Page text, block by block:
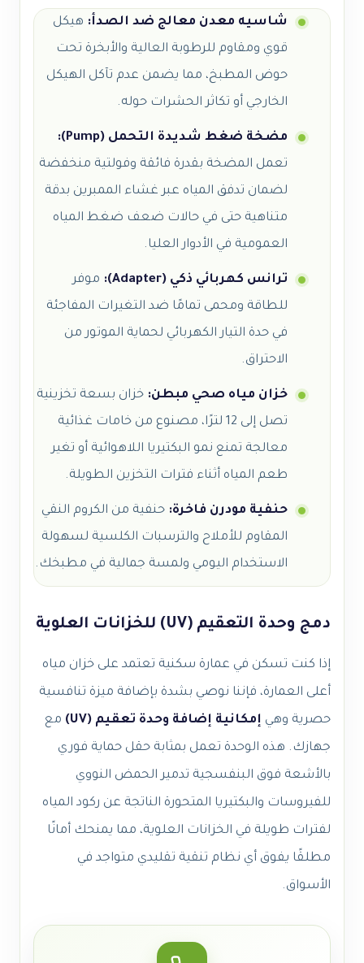
شاسيه معدن معالج ضد الصدأ: هيكل
قوي ومقاوم للرطوبة العالية والأبخرة تحت
حوض المطبخ، مما يضمن عدم تآكل الهيكل
الخارجي أو تكاثر الحشرات حوله.
مضخة ضغط شديدة التحمل (Pump):
تعمل المضخة بقدرة فائقة وفولتية منخفضة
لضمان تدفق المياه عبر غشاء الممبرين بدقة
متناهية حتى في حالات ضعف ضغط المياه
العمومية في الأدوار العليا.
ترانس كهربائي ذكي (Adapter):
موفر
للطاقة ومحمى تمامًا ضد التغيرات المفاجئة
في حدة التيار الكهربائي لحماية الموتور من
الاحتراق.
خزان مياه صحي مبطن: خزان بسعة تخزينية
تصل إلى 12 لترًا، مصنوع من خامات غذائية
معالجة تمنع نمو البكتيريا اللاهوائية أو تغير
طعم المياه أثناء فترات التخزين الطويلة.
حنفية مودرن فاخرة: حنفية من الكروم النقي
المقاوم للأملاح والترسبات الكلسية لسهولة
الاستخدام اليومي ولمسة جمالية في مطبخك.
دمج وحدة التعقيم (UV) للخزانات العلوية
إذا كنت تسكن في عمارة سكنية تعتمد على خزان مياه
أعلى العمارة، فإننا نوصي بشدة بإضافة ميزة تنافسية
حصرية وهي إمكانية إضافة وحدة تعقيم (UV)
مع
جهازك. هذه الوحدة تعمل بمثابة حقل حماية فوري
بالأشعة فوق البنفسجية تدمير الحمض النووي
للفيروسات والبكتيريا المتحورة الناتجة عن ركود المياه
لفترات طويلة في الخزانات العلوية، مما يمنحك أمانًا
مطلقًا يفوق أي نظام تنقية تقليدي متواجد في
الأسواق.